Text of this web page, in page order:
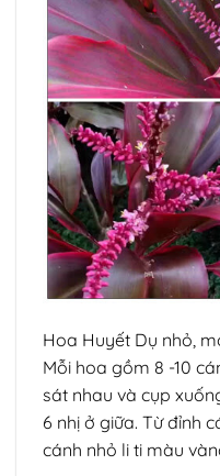
Hoa Huyết Dụ nhỏ,
Mỗi hoa gồm 8 -10
sát nhau và cụp
6 nhị ở giữa. Từ đỉnh
cánh nhỏ li ti màu